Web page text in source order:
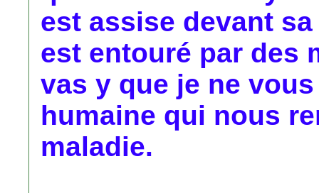
est assise devant
est entouré par des
vas y que je ne
humaine qui nous
maladie.